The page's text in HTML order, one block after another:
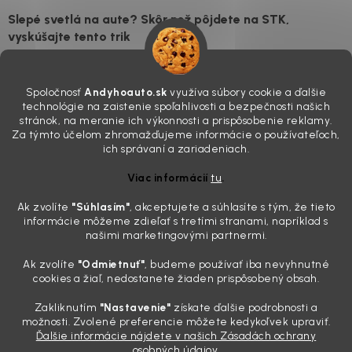
Spoločnosť Andyhoauto.sk využíva súbory cookie a ďalšie
technológie na zaistenie spoľahlivosti a bezpečnosti našich
stránok, na meranie ich výkonnosti a prispôsobenie reklamy.
Za týmto účelom zhromažďujeme informácie o používateľoch,
ich správaní a zariadeniach.
Viac informáciítu.
Ak zvolíte "Súhlasím", akceptujete a súhlasíte s tým, že tieto
informácie môžeme zdieľať s tretími stranami, napríklad s
našimi marketingovými partnermi.
Ak zvolíte "Odmietnuť", budeme používať iba nevyhnutné
cookies a žiaľ, nedostanete žiaden prispôsobený obsah.
Zakliknutím "Nastavenie" získate ďalšie podrobnosti a
možnosti. Zvolené preferencie môžete kedykoľvek upraviť.
Ďalšie informácie nájdete v našich Zásadách ochrany
Slepé svetlá na aute? Skôr než pôjdete na STK,
vyskúšajte tento trik
skutočnosti je? Často za to môžu práve „slepé“ svetlomety. Ten
mliečny, drsný povrch nie je len estetická vada. Keď slnko a soľ urobia
svoje, plexisklo začne svetlo rozptyľovať namiesto to...
Zabudnite na handru. Ak chcete mať auto naozaj čisté,
Poznáte ten moment. Vonku svieti slnko, vy sedíte v čerstvo
„upratanom“ aute, no pri pohľade na palubnú dosku vás ide poraziť. V
mriežkach ventilácie, okolo tlačidiel a v švíkoch sedačiek na vás stále
drzo pozerá prach. Handra ani vysávač tam jednodu...
Detailing nemusí stáť výplatu: 5 kúskov autokozmetiky,
31.7.2026
Sobotné ráno, káva v ruke a pred vami zaprášená kapota. Pre